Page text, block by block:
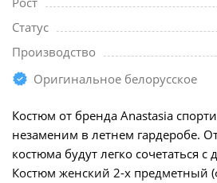
Статус
Производство
Оригинальное белорусское
Костюм от бренда Anastasia
незаменим в летнем гардеробе.
костюма будут легко сочетаться
Костюм женский 2-х предметный